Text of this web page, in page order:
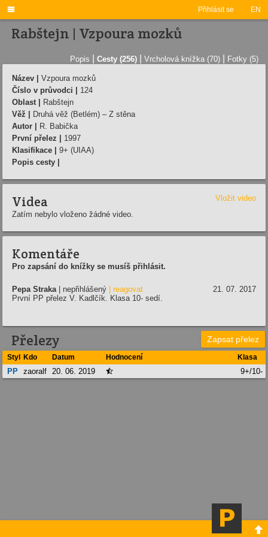
Přihlásit se EN

Rabštejn | Vzpoura mozků
Popis Cesty (256) Vrcholová knížka (70) Fotky (5)
Název |
Vzpoura mozků
Číslo v průvodci |
124
Oblast |
Rabštejn
Věž |
Druhá věž (Betlém) – Z stěna
Autor |
R. Babička
První přelez |
1997
Klasifikace |
9+ (UIAA)
Popis cesty |
Videa
Vložit video
Zatím nebylo vloženo žádné video.
Komentáře
Pro zapsání do knížky se musíš přihlásit.
Pepa Straka | nepřihlášený | reagovat
21. 07. 2017
První PP přelez V. Kadlčík. Klasa 10- sedí.
Přelezy Zapsat přelez
Styl Kdo Datum Hodnocení Klasa
PP zaoralf 20. 06. 2019  9+/10-
